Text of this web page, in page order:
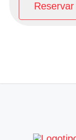
Reservar